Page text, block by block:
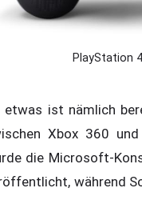
PlayStation
etwas ist nämlich
Xbox 360
die Microsoft-
während